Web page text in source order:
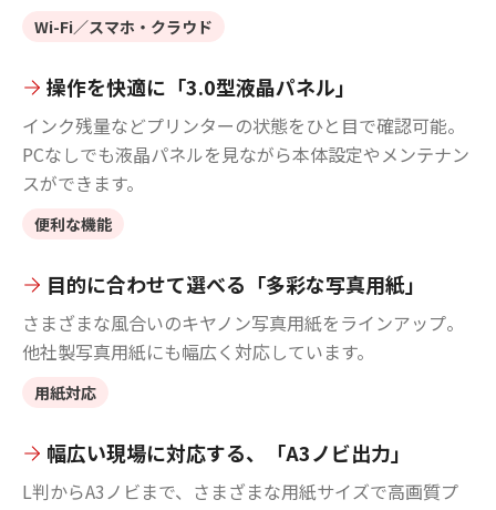
Wi-Fi／スマホ・クラウド
操作を快適に「3.0型液晶パネル」
インク残量などプリンターの状態をひと目で確認可能。
PCなしでも液晶パネルを見ながら本体設定やメンテナン
スができます。
便利な機能
目的に合わせて選べる「多彩な写真用紙」
さまざまな風合いのキヤノン写真用紙をラインアップ。
他社製写真用紙にも幅広く対応しています。
用紙対応
幅広い現場に対応する、「A3ノビ出力」
L判からA3ノビまで、さまざまな用紙サイズで高画質プ